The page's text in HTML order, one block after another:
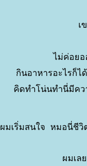
เ
ไม่ค่อยอ
กินอาหารอะไรก็ไ
คิดทำโน่นทำนี่มีคว
ผมเริ่มสนใจ หมอนี่ชีวิ
ผมเล